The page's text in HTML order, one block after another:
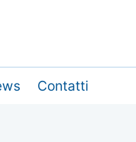
Contatti